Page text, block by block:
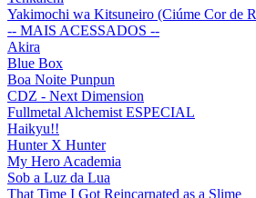
Yakimochi wa Kitsuneiro (Ciúme Cor de
-- MAIS ACESSADOS --
Akira
Blue Box
Boa Noite Punpun
CDZ - Next Dimension
Fullmetal Alchemist ESPECIAL
Haikyu!!
Hunter X Hunter
My Hero Academia
Sob a Luz da Lua
That Time I Got Reincarnated as a Slime